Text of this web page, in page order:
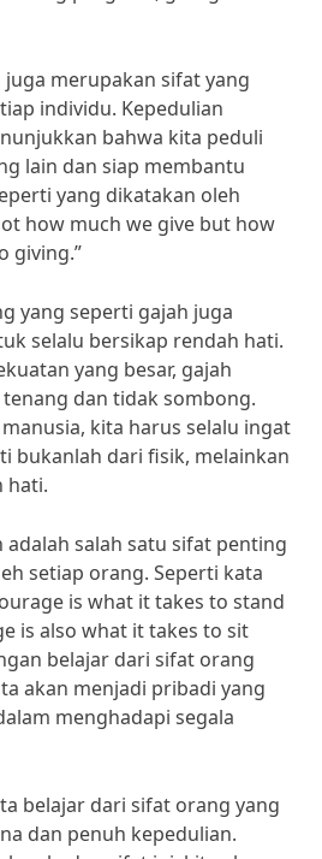
merupakan sifat yang
individu. Kepedulian
bahwa kita peduli
lain dan siap membantu
yang dikatakan oleh
how much we give but how
giving.”
yang seperti gajah juga
selalu bersikap rendah hati.
yang besar, gajah
dan tidak sombong.
kita harus selalu ingat
bukanlah dari fisik, melainkan
hati.
adalah salah satu sifat penting
setiap orang. Seperti kata
is what it takes to stand
is also what it takes to sit
belajar dari sifat orang
akan menjadi pribadi yang
menghadapi segala
belajar dari sifat orang yang
dan penuh kepedulian.